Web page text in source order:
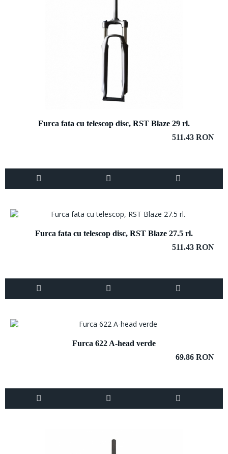
Furca fata cu telescop disc, RST Blaze 29 rl.
511.43 RON
Furca fata cu telescop disc, RST Blaze 27.5 rl.
511.43 RON
Furca 622 A-head verde
69.86 RON